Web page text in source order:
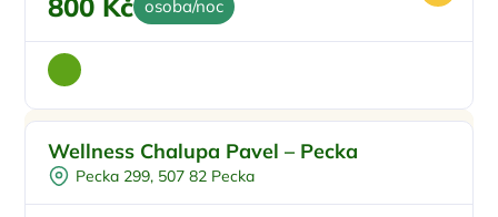
800 Kč osoba/noc
Vířivka
Sauna
Wellness Chalupa Pavel – Pecka
Pecka 299, 507 82 Pecka